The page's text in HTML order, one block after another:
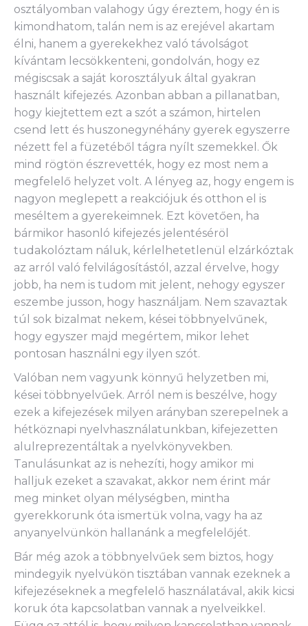
osztályomban valahogy úgy éreztem, hogy én is
kimondhatom, talán nem is az erejével akartam
élni, hanem a gyerekekhez való távolságot
kívántam lecsökkenteni, gondolván, hogy ez
mégiscsak a saját korosztályuk által gyakran
használt kifejezés. Azonban abban a pillanatban,
hogy kiejtettem ezt a szót a számon, hirtelen
csend lett és huszonegynéhány gyerek egyszerre
nézett fel a füzetéből tágra nyílt szemekkel. Ők
mind rögtön észrevették, hogy ez most nem a
megfelelő helyzet volt. A lényeg az, hogy engem is
nagyon meglepett a reakciójuk és otthon el is
meséltem a gyerekeimnek. Ezt követően, ha
bármikor hasonló kifejezés jelentéséröl
tudakolóztam náluk, kérlelhetetlenül elzárkóztak
az arról való felvilágosítástól, azzal érvelve, hogy
jobb, ha nem is tudom mit jelent, nehogy egyszer
eszembe jusson, hogy használjam. Nem szavaztak
túl sok bizalmat nekem, kései többnyelvűnek,
hogy egyszer majd megértem, mikor lehet
pontosan használni egy ilyen szót.
Valóban nem vagyunk könnyű helyzetben mi,
kései többnyelvűek. Arról nem is beszélve, hogy
ezek a kifejezések milyen arányban szerepelnek a
hétköznapi nyelvhasználatunkban, kifejezetten
alulreprezentáltak a nyelvkönyvekben.
Tanulásunkat az is nehezíti, hogy amikor mi
halljuk ezeket a szavakat, akkor nem érint már
meg minket olyan mélységben, mintha
gyerekkorunk óta ismertük volna, vagy ha az
anyanyelvünkön hallanánk a megfelelőjét.
Bár még azok a többnyelvűek sem biztos, hogy
mindegyik nyelvükön tisztában vannak ezeknek a
kifejezéseknek a megfelelő használatával, akik kicsi
koruk óta kapcsolatban vannak a nyelveikkel.